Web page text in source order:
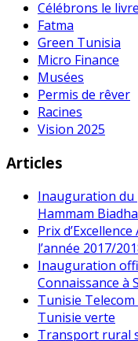
Célébrons le livre
Fatma
Green Tunisia
Micro Finance
Musées
Permis de rêver
Racines
Vision 2025
Articles
Inauguration du
Hammam Biadha
Prix
l’année 2017/
Inauguration
Connaissance à
Tunisie
Tunisie verte
Transport rural